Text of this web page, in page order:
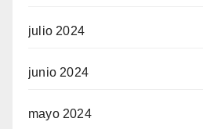
julio 2024
junio 2024
mayo 2024